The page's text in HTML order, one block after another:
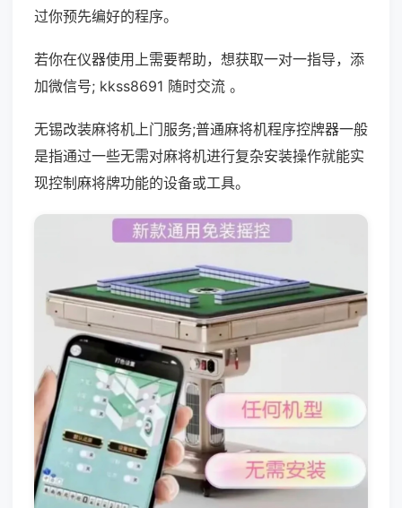
过你预先编好的程序。
若你在仪器使用上需要帮助，想获取一对一指导，添
加微信号; kkss8691 随时交流 。
无锡改装麻将机上门服务;普通麻将机程序控牌器一般
是指通过一些无需对麻将机进行复杂安装操作就能实
现控制麻将牌功能的设备或工具。